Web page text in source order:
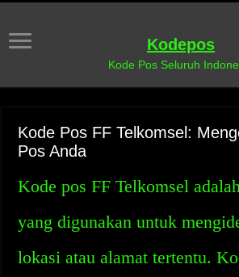
Kodepos
Kode Pos Seluruh
Kode Pos FF Telkomsel:
Pos Anda
Kode pos FF Telkomsel
yang digunakan untuk
lokasi atau alamat tertentu.